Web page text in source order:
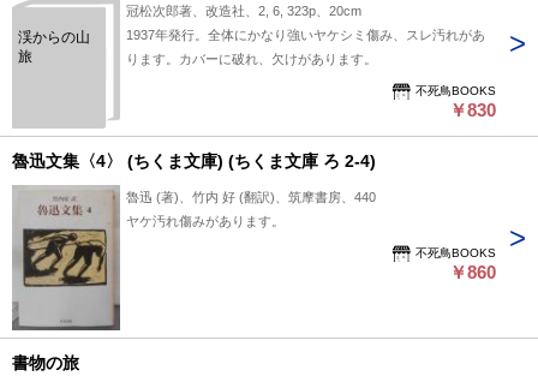
渓からの山
旅
冠松次郎著、改造社、2, 6, 323p、20cm
1937年発行。全体にかなり強いヤケシミ傷み、スレ汚れがあ
ります。カバーに破れ、欠けがあります。
不死鳥BOOKS
￥830
魯迅文集〈4〉 (ちくま文庫) (ちくま文庫 ろ 2-4)
魯迅 (著)、竹内 好 (翻訳)、筑摩書房、440
ヤケ汚れ傷みがあります。
不死鳥BOOKS
￥860
書物の旅